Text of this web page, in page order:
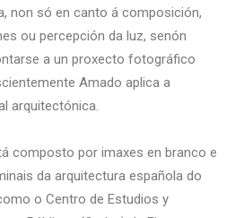
non só en canto á composición,
ou percepción da luz, senón
a un proxecto fotográfico
Amado aplica a
arquitectónica.
composto por imaxes en branco e
da arquitectura española do
o Centro de Estudios y